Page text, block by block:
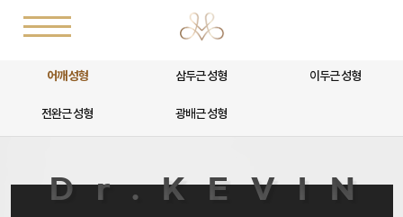
어깨 성형 삼두근 성형 이두근 성형
전완근 성형 광배근 성형